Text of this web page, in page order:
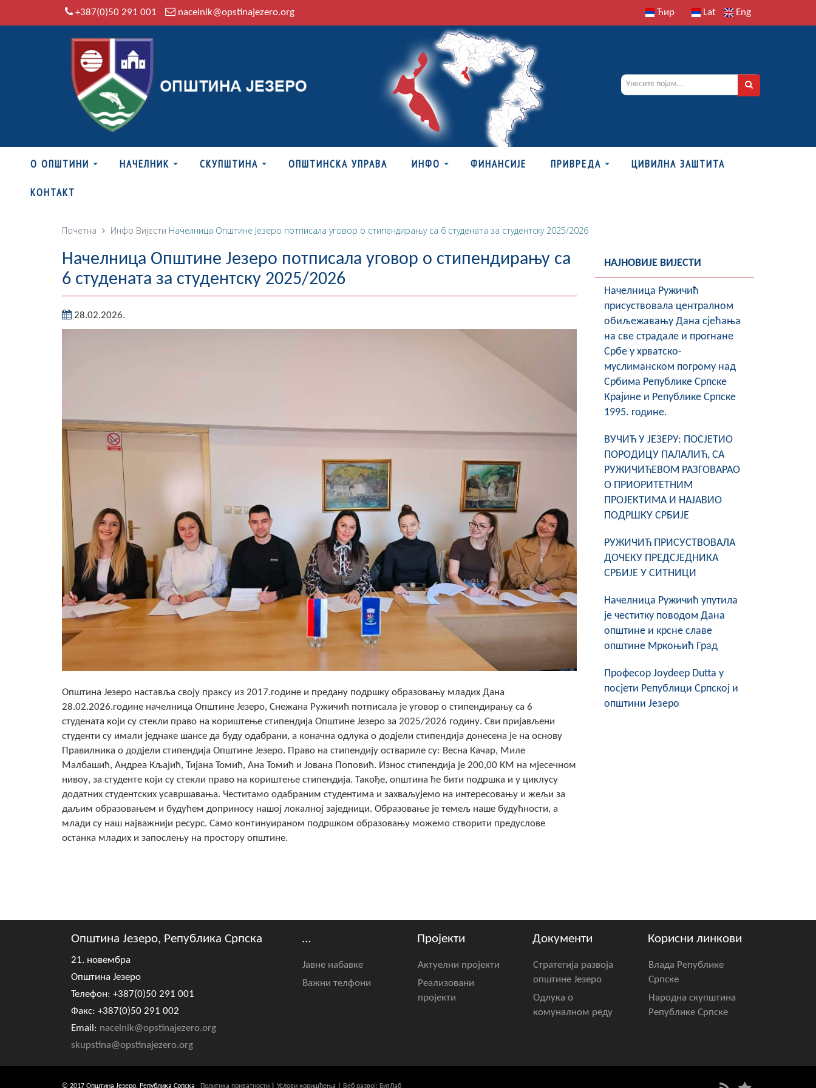
+387(0)50 291 001 nacelnik@opstinajezero.org Ћир Lat Eng
О ОПШТИНИ НАЧЕЛНИК СКУПШТИНА ОПШТИНСКА УПРАВА ИНФО ФИНАНСИЈЕ ПРИВРЕДА ЦИВИЛНА ЗАШТИТА
КОНТАКТ
Почетна Инфо Вијести Начелница Општине Језеро потписала уговор о стипендирању са 6 студената за студентску 2025/2026
Начелница Општине Језеро потписала уговор о стипендирању са
6 студената за студентску 2025/2026
28.02.2026.
Општина Језеро наставља своју праксу из 2017.гoдине и предану подршку образовању младих Дана
28.02.2026.године начелница Општине Језеро, Снежана Ружичић потписала је уговор о стипендирању са 6
студената који су стекли право на кориштење стипендија Општине Језеро за 2025/2026 годину. Сви пријављени
студенти су имали једнаке шансе да буду одабрани, а коначна одлука о додјели стипендија донесена је на основу
Правилника о додјели стипендија Општине Језеро. Право на стипендију оствариле су: Весна Качар, Миле
Малбашић, Андреа Кљајић, Тијана Томић, Ана Томић и Јована Поповић. Износ стипендија је 200,00 КМ на мјесечном
нивоу, за студенте који су стекли право на кориштење стипендија. Такође, општина ће бити подршка и у циклусу
додатних студентских усавршавања. Честитамо одабраним студентима и захваљујемо на интересовању и жељи за
даљим образовањем и будућем доприносу нашој локалној заједници. Образовање је темељ наше будућности, а
млади су наш најважнији ресурс. Само континуираном подршком образовању можемо створити предуслове
останка младих и запослењу на простору општине.
НАЈНОВИЈЕ ВИЈЕСТИ
Начелница Ружичић
присуствовала централном
обиљежавању Дана сјећања
на све страдале и прогнане
Србе у хрватско-
муслиманском погрому над
Србима Републике Српске
Крајине и Републике Српске
1995. године.
ВУЧИЋ У ЈЕЗЕРУ: ПОСЈЕТИО
ПОРОДИЦУ ПАЛАЛИЋ, СА
РУЖИЧИЋЕВОМ РАЗГОВАРАО
О ПРИОРИТЕТНИМ
ПРОЈЕКТИМА И НАЈАВИО
ПОДРШКУ СРБИЈЕ
РУЖИЧИЋ ПРИСУСТВОВАЛА
ДОЧЕКУ ПРЕДСЈЕДНИКА
СРБИЈЕ У СИТНИЦИ
Начелница Ружичић упутила
је честитку поводом Дана
општине и крсне славе
општине Мркоњић Град
Професор Joydeep Dutta у
посјети Републици Српској и
општини Језеро
Општина Језеро, Република Српска
21. новембра
Општина Језеро
Телефон: +387(0)50 291 001
Факс: +387(0)50 291 002
Email: nacelnik@opstinajezero.org
skupstina@opstinajezero.org
...
Јавне набавке
Важни телфони
Пројекти
Актуелни пројекти
Реализовани
пројекти
Документи
Стратегија развоја
општине Језеро
Одлука о
комуналном реду
Корисни линкови
Влада Републике
Српске
Народна скупштина
Републике Српске
© 2017 Општина Језеро, Република Српска Политика приватности Услови коришћења Веб развој: БитЛаб